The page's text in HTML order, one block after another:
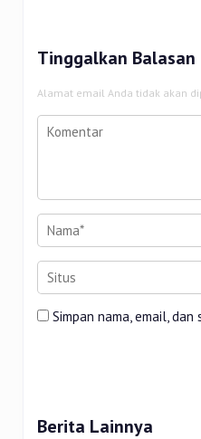
Tinggalkan Balasan
Alamat email Anda tidak akan
Simpan nama, email,
Berita Lainnya